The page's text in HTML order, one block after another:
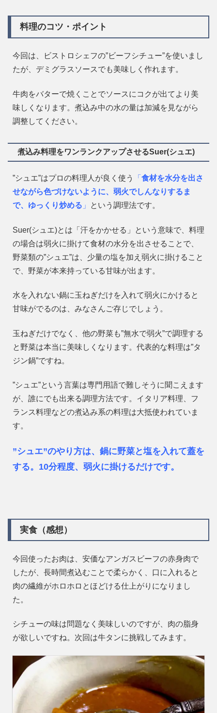
料理のコツ・ポイント
今回は、ビストロシェフの”ビーフシチュー”を使いまし
たが、デミグラスソースでも美味しく作れます。
牛肉をバターで焼くことでソースにコクが出てより美
味しくなります。煮込み中の水の量は加減を見ながら
調整してください。
煮込み料理をワンランクアップさせるSuer(シュエ)
”シュエ”はプロの料理人が良く使う 「 食材を水分を出さ
せながら色づけないように、弱火でしんなりするま
で、ゆっくり炒める 」 という調理法です。
Suer(シュエ)とは「汗をかかせる」という意味で、料理
の場合は弱火に掛けて食材の水分を出させることで、
野菜類の”シュエ”は、少量の塩を加え弱火に掛けること
で、野菜が本来持っている甘味が出ます。
水を入れない鍋に玉ねぎだけを入れて弱火にかけると
甘味がでるのは、みなさんご存じでしょう。
玉ねぎだけでなく、他の野菜も”無水で弱火”で調理する
と野菜は本当に美味しくなります。代表的な料理は”タ
ジン鍋”ですね。
”シュエ”という言葉は専門用語で難しそうに聞こえます
が、誰にでも出来る調理方法です。イタリア料理、フ
ランス料理などの煮込み系の料理は大抵使われていま
す。
”シュエ”のやり方は、鍋に野菜と塩を入れて蓋を
する。10分程度、弱火に掛けるだけです。
実食（感想）
今回使ったお肉は、安価なアンガスビーフの赤身肉で
したが、長時間煮込むことで柔らかく、口に入れると
肉の繊維がホロホロとほどける仕上がりになりまし
た。
シチューの味は問題なく美味しいのですが、肉の脂身
が欲しいですね。次回は牛タンに挑戦してみます。